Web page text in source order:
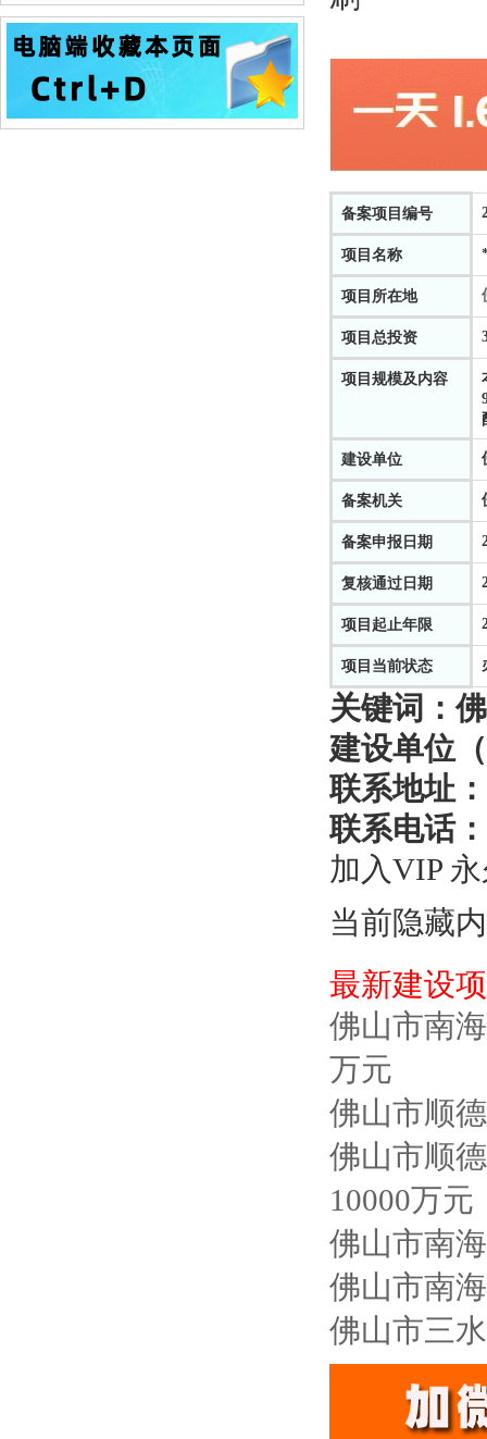
备案项目编号
项目名称
项目所在地
项目总投资
项目规模及内容
建设单位
备案机关
备案申报日期
复核通过日期
项目起止年限
项目当前状态
关键词：
建设单位
联系地址：
联系电话：
加入VIP
当前隐藏
最新建设
佛山市南
万元
佛山市顺
佛山市顺
10000万元
佛山市南
佛山市南
佛山市三